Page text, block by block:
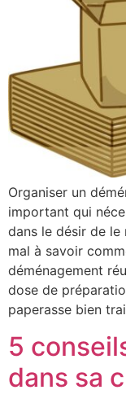
Organiser un
important qui
dans le désir de
mal à savoir
déménagement
dose de
paperasse bien
5
dans sa